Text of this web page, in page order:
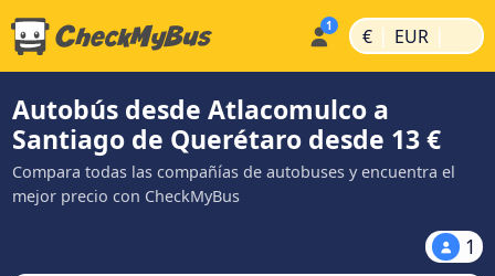
€ | EUR |
Autobús desde Atlacomulco a
Santiago de Querétaro desde 13 €
Compara todas las compañías de autobuses y encuentra el
mejor precio con CheckMyBus
1